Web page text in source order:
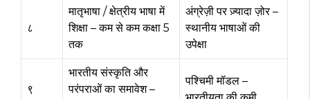
८
मातृभाषा / क्षेत्रीय भाषा में
शिक्षा – कम से कम कक्षा 5
तक
अंग्रेज़ी पर ज़्यादा ज़ोर –
स्थानीय भाषाओं की
उपेक्षा
९
भारतीय संस्कृति और
परंपराओं का समावेश –
पश्चिमी मॉडल –